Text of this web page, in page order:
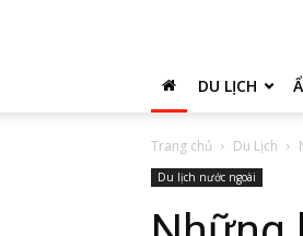
DU LỊCH
Trang chủ Du Lịch
Du lịch nước ngoài